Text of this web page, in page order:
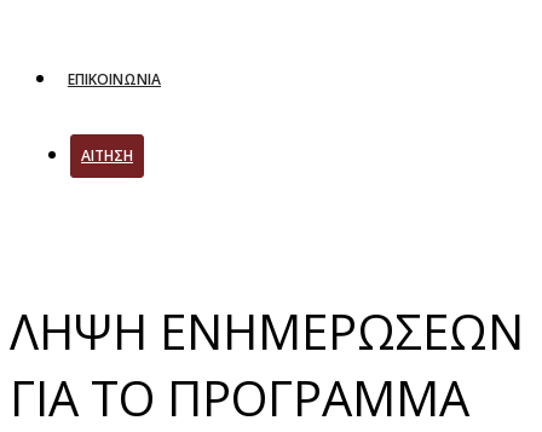
ΕΠΙΚΟΙΝΩΝΙΑ
ΑΙΤΗΣΗ
ΛΗΨΗ ΕΝΗΜΕΡΩΣΕΩΝ
ΓΙΑ ΤΟ ΠΡΟΓΡΑΜΜΑ